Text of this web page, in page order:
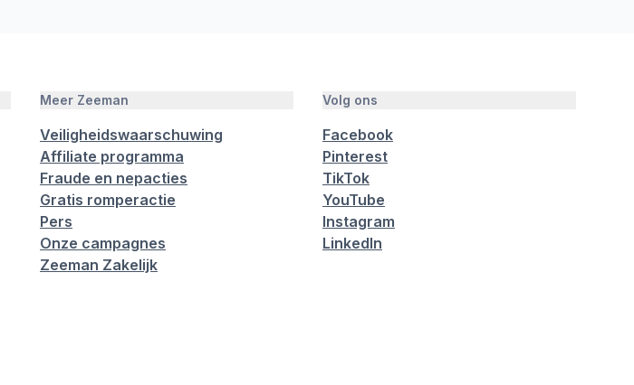
Meer Zeeman
Veiligheidswaarschuwing
Affiliate programma
Fraude en nepacties
Gratis romperactie
Pers
Onze campagnes
Zeeman Zakelijk
Volg ons
Facebook
Pinterest
TikTok
YouTube
Instagram
LinkedIn